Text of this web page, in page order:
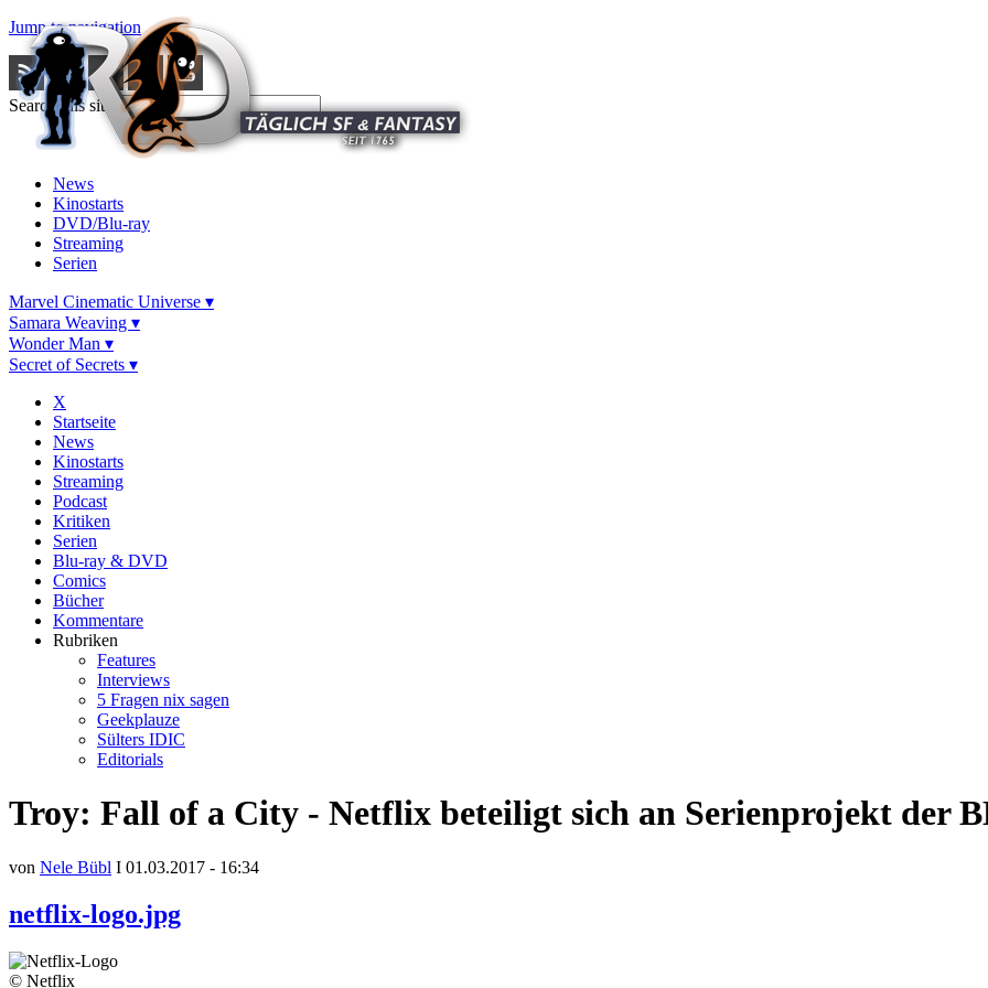
Jump to navigation
Search this site
News
Kinostarts
DVD/Blu-ray
Streaming
Serien
Marvel Cinematic Universe ▾
Samara Weaving ▾
Wonder Man ▾
Secret of Secrets ▾
X
Startseite
News
Kinostarts
Streaming
Podcast
Kritiken
Serien
Blu-ray & DVD
Comics
Bücher
Kommentare
Rubriken
Features
Interviews
5 Fragen nix sagen
Geekplauze
Sülters IDIC
Editorials
Troy: Fall of a City - Netflix beteiligt sich an Serienprojekt der
von Nele Bübl I 01.03.2017 - 16:34
netflix-logo.jpg
© Netflix